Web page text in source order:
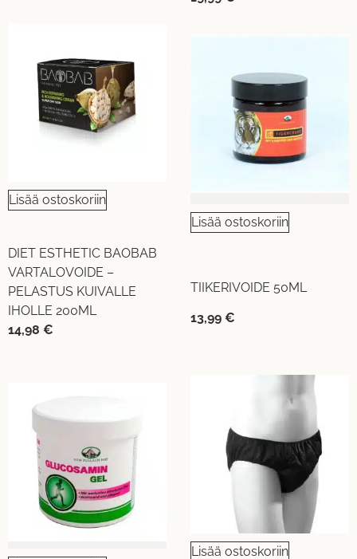
Lisää ostoskoriin
DIET ESTHETIC BAOBAB
VARTALOVOIDE –
PELASTUS KUIVALLE
IHOLLE 200ML
14,98 €
Lisää ostoskoriin
TIIKERIVOIDE 50ML
13,99 €
Lisää ostoskoriin